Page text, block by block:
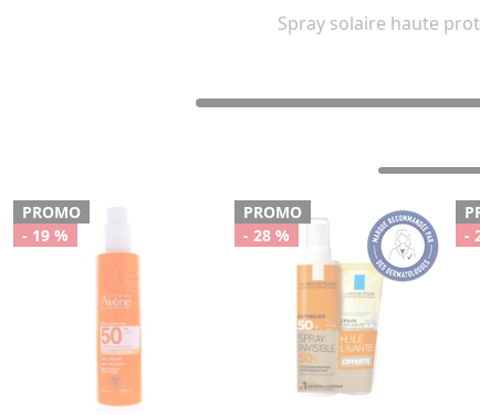
Spray solaire haute
PROMO
- 19 %
PROMO
- 28 %
-